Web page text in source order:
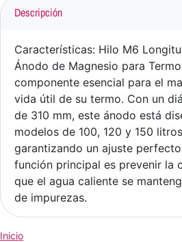
Descripción
Características: Hilo M6
Ánodo de Magnesio para
componente esencial para el
vida útil de su termo. Con un
de 310 mm, este ánodo está
modelos de 100, 120 y 150
garantizando un ajuste
función principal es prevenir la
que el agua caliente se
de impurezas.
Inicio